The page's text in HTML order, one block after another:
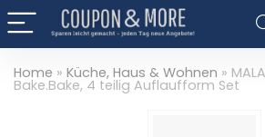
Home » Küche, Haus & Wohnen »
Bake.Bake, 4 teilig Auflaufform Set